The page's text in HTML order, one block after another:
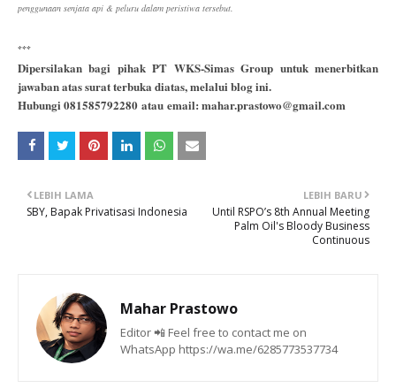
penggunaan senjata api & peluru dalam peristiwa tersebut.
***
Dipersilakan bagi pihak PT WKS-Simas Group untuk menerbitkan
jawaban atas surat terbuka diatas, melalui blog ini.
Hubungi 081585792280 atau email: mahar.prastowo@gmail.com
LEBIH BARU
Until RSPO’s 8th Annual Meeting
Palm Oil's Bloody Business
Continuous
LEBIH LAMA
SBY, Bapak Privatisasi Indonesia
Mahar Prastowo
Editor 📲 Feel free to contact me on
WhatsApp https://wa.me/6285773537734